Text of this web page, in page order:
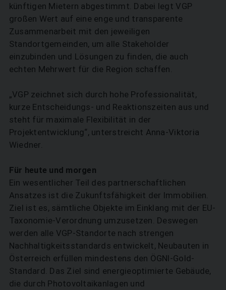
künftigen Mietern abgestimmt. Dabei legt VGP
großen Wert auf eine enge und transparente
Zusammenarbeit mit den jeweiligen
Standortgemeinden, um alle Stakeholder
einzubinden und Lösungen zu finden, die auch
echten Mehrwert für die Region schaffen.
„VGP zeichnet sich durch hohe Professionalität,
kurze Entscheidungs- und Reaktionszeiten aus und
steht für maximale Flexibilität in der
Projektentwicklung“, unterstreicht Anna-Viktoria
Wiedner.
Für heute und morgen
Ein wesentlicher Teil des partnerschaftlichen
Ansatzes ist die Zukunftsfähigkeit der Immobilien.
Ziel ist es, sämtliche Objekte im Einklang mit der EU-
Taxonomie-Verordnung umzusetzen. Deswegen
werden alle VGP-Standorte nach strengen
Nachhaltigkeitsstandards entwickelt, Neubauten in
Österreich erfüllen mindestens den ÖGNI-Gold-
Standard. Das Ziel sind energieoptimierte Gebäude,
die durch Photovoltaikanlagen und